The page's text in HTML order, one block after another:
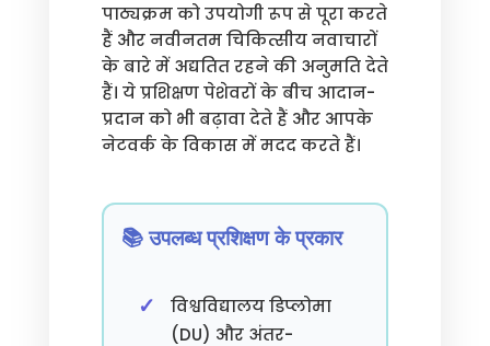
पाठ्यक्रम को उपयोगी रूप से पूरा करते
हैं और नवीनतम चिकित्सीय नवाचारों
के बारे में अद्यतित रहने की अनुमति देते
हैं। ये प्रशिक्षण पेशेवरों के बीच आदान-
प्रदान को भी बढ़ावा देते हैं और आपके
नेटवर्क के विकास में मदद करते हैं।
📚 उपलब्ध प्रशिक्षण के प्रकार
विश्वविद्यालय डिप्लोमा
(DU) और अंतर-